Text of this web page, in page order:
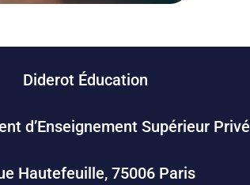
Diderot Éducation
d’Enseignement Supérieur Privé
Hautefeuille, 75006 Paris